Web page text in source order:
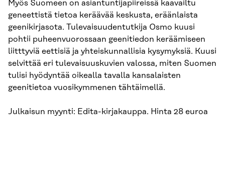
Myös Suomeen on asiantuntijapiireissä kaavailtu
geneettistä tietoa keräävää keskusta, eräänlaista
geenikirjasota. Tulevaisuudentutkija Osmo kuusi
pohtii puheenvuorossaan geenitiedon keräämiseen
liitttyviä eettisiä ja yhteiskunnallisia kysymyksiä. Kuusi
selvittää eri tulevaisuuskuvien valossa, miten Suomen
tulisi hyödyntää oikealla tavalla kansalaisten
geenitietoa vuosikymmenen tähtäimellä.
Julkaisun myynti: Edita-kirjakauppa. Hinta 28 euroa